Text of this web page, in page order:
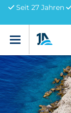
Seit 27 Jahren
Menü